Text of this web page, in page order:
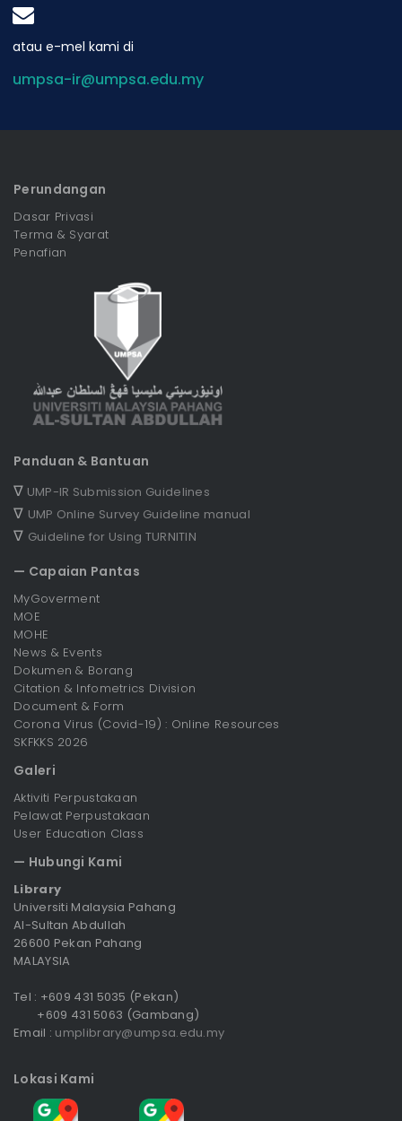
atau e-mel kami di
umpsa-ir@umpsa.edu.my
Perundangan
Dasar Privasi
Terma & Syarat
Penafian
Panduan & Bantuan
∇ UMP-IR Submission Guidelines
∇ UMP Online Survey Guideline manual
∇ Guideline for Using TURNITIN
— Capaian Pantas
MyGoverment
MOE
MOHE
News & Events
Dokumen & Borang
Citation & Infometrics Division
Document & Form
Corona Virus (Covid-19) : Online Resources
SKFKKS 2026
Galeri
Aktiviti Perpustakaan
Pelawat Perpustakaan
User Education Class
— Hubungi Kami
Library
Universiti Malaysia Pahang
Al-Sultan Abdullah
26600 Pekan Pahang
MALAYSIA
Tel : +609 431 5035 (Pekan)
+609 431 5063 (Gambang)
Email : umplibrary@umpsa.edu.my
Lokasi Kami